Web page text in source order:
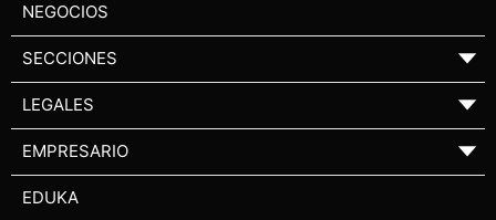
NEGOCIOS
SECCIONES ▼
LEGALES ▼
EMPRESARIO ▼
EDUKA